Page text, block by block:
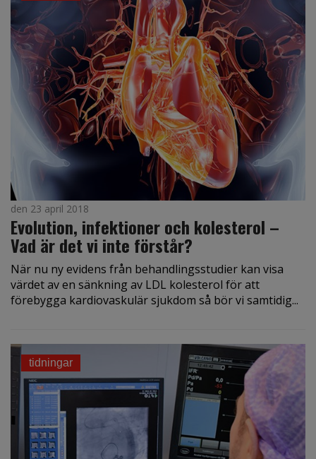
den 23 april 2018
Evolution, infektioner och kolesterol –
Vad är det vi inte förstår?
När nu ny evidens från behandlingsstudier kan visa
värdet av en sänkning av LDL kolesterol för att
förebygga kardiovaskulär sjukdom så bör vi samtidig...
tidningar